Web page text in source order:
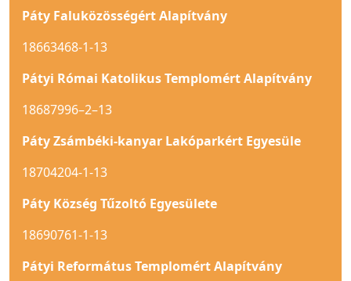
Páty Faluközösségért Alapítvány
18663468-1-13
Pátyi Római Katolikus Templomért Alapítvány
18687996–2–13
Páty Zsámbéki-kanyar Lakóparkért Egyesüle
18704204-1-13
Páty Község Tűzoltó Egyesülete
18690761-1-13
Pátyi Református Templomért Alapítvány